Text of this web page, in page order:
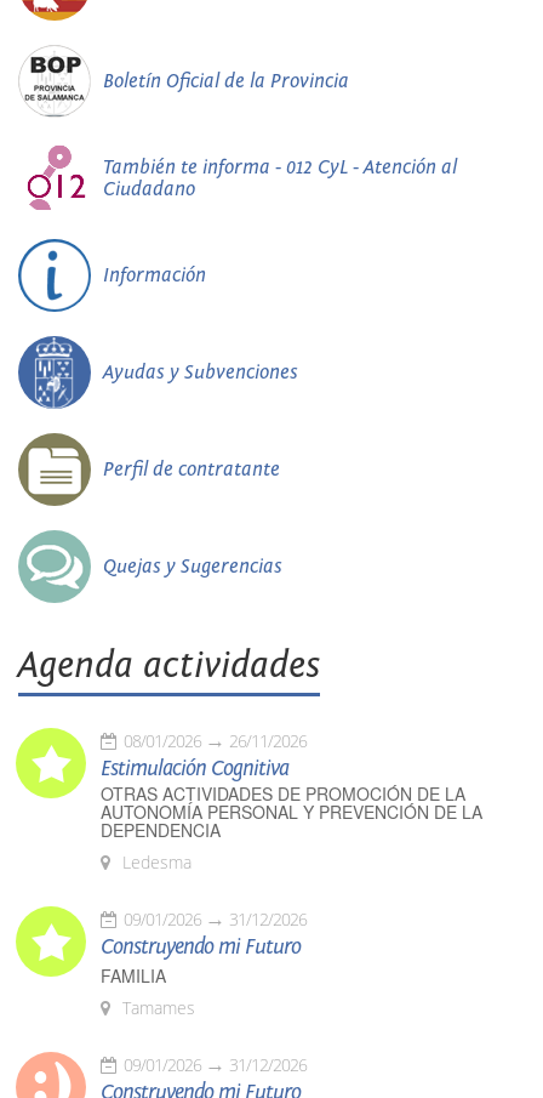
Boletín Oficial de la Provincia
También te informa - 012 CyL - Atención al
Ciudadano
Información
Ayudas y Subvenciones
Perfil de contratante
Quejas y Sugerencias
Agenda actividades
08/01/2026 26/11/2026
Estimulación Cognitiva
OTRAS ACTIVIDADES DE PROMOCIÓN DE LA
AUTONOMÍA PERSONAL Y PREVENCIÓN DE LA
DEPENDENCIA
Ledesma
09/01/2026 31/12/2026
Construyendo mi Futuro
FAMILIA
Tamames
09/01/2026 31/12/2026
Construyendo mi Futuro